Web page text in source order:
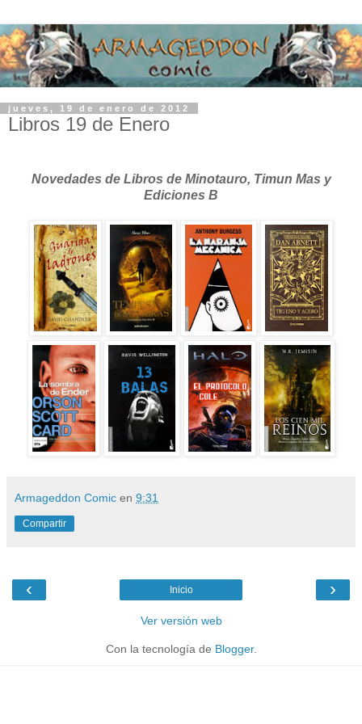
jueves, 19 de enero de 2012
Libros 19 de Enero
Novedades de Libros de Minotauro, Timun Mas y
Ediciones B
Armageddon Comic en 9:31
Compartir
‹ ›
Inicio
Ver versión web
Con la tecnología de Blogger.